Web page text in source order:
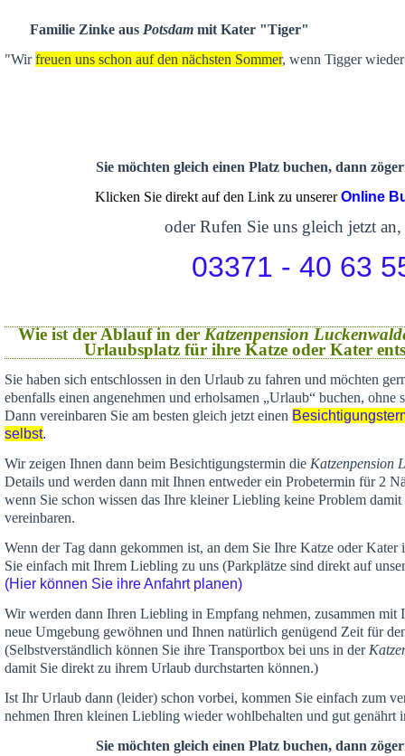
Familie Zinke aus Potsdam mit Kater "Tiger"
"Wirfreuen uns schon auf den nächsten Sommer, wenn Tigger
Sie möchten gleich einen Platz buchen, dann
Klicken Sie direkt auf den Link zu unsererOnline
oder Rufen Sie uns gleich jetzt an,
03371 - 40 63
Wie ist der Ablauf in der Katzenpension
Urlaubsplatz für ihre Katze oder Kater
Sie haben sich entschlossen in den Urlaub zu fahren und möchten
ebenfalls einen angenehmen und erholsamen „Urlaub“ buchen, ohne
Dann vereinbaren Sie am besten gleich jetzt einen
selbst.
Wir zeigen Ihnen dann beim Besichtigungstermin die Katzenpension
Details und werden dann mit Ihnen entweder ein Probetermin für 2
wenn Sie schon wissen das Ihre kleiner Liebling keine Problem
vereinbaren.
Wenn der Tag dann gekommen ist, an dem Sie Ihre Katze oder
Sie einfach mit Ihrem Liebling zu uns (Parkplätze sind direkt auf
(Hier können Sie ihre Anfahrt planen)
Wir werden dann Ihren Liebling in Empfang nehmen, zusammen mit
neue Umgebung gewöhnen und Ihnen natürlich genügend Zeit für
(Selbstverständlich können Sie ihre Transportbox bei uns in der
damit Sie direkt zu ihrem Urlaub durchstarten können.)
Ist Ihr Urlaub dann (leider) schon vorbei, kommen Sie einfach zum
nehmen Ihren kleinen Liebling wieder wohlbehalten und gut genährt
Sie möchten gleich einen Platz buchen, dann